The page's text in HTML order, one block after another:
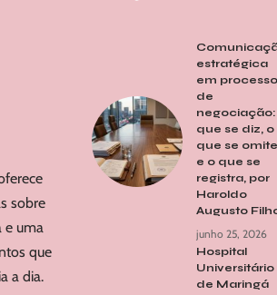
sobre
e uma
que
a dia.
estratégica
em
de
negociação:
que se diz, o
que se omite
e o que se
registra, por
Haroldo
Augusto
junho 25, 2026
Hospital
Universitário
de Maringá